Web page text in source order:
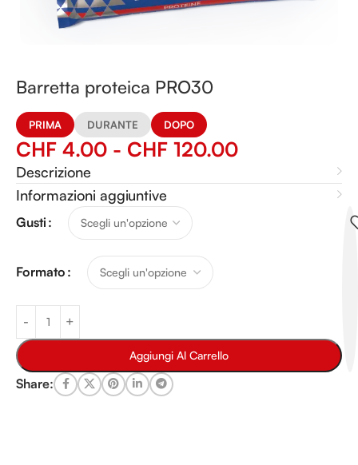
Barretta proteica PRO30
PRIMA DURANTE DOPO
CHF 4.00 - CHF 120.00
Descrizione
Informazioni aggiuntive
Gusti
Formato
Aggiungi Al Carrello
Alternative:
Share: